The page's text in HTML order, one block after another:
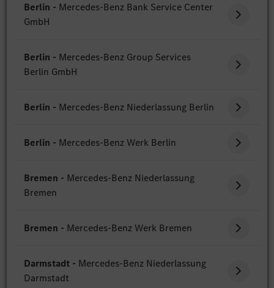
Berlin - Mercedes-Benz Bank Service Center
GmbH
Berlin - Mercedes-Benz Group Services
Berlin GmbH
Berlin - Mercedes-Benz Niederlassung Berlin
Berlin - Mercedes-Benz Werk Berlin
Bremen - Mercedes-Benz Niederlassung
Bremen
Bremen - Mercedes-Benz Werk Bremen
Darmstadt - Mercedes-Benz Niederlassung
Darmstadt